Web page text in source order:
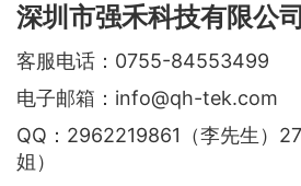
深圳市强禾科技有限公司
客服电话：0755-84553499
电子邮箱：info@qh-tek.com
QQ：2962219861（李先生）
姐）